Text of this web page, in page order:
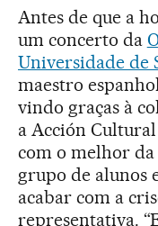
Antes de que a
um concerto da
Universidade de
maestro
vindo graças à
a Acción
com o melhor
grupo de alunos
acabar com a
representativa.